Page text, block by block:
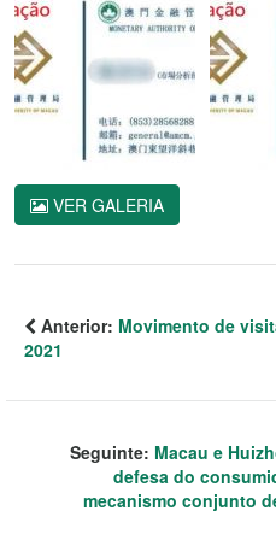
VER GALERIA
Anterior: Movimento de
2021
Seguinte: Macau e
defesa do
mecanismo conjunto